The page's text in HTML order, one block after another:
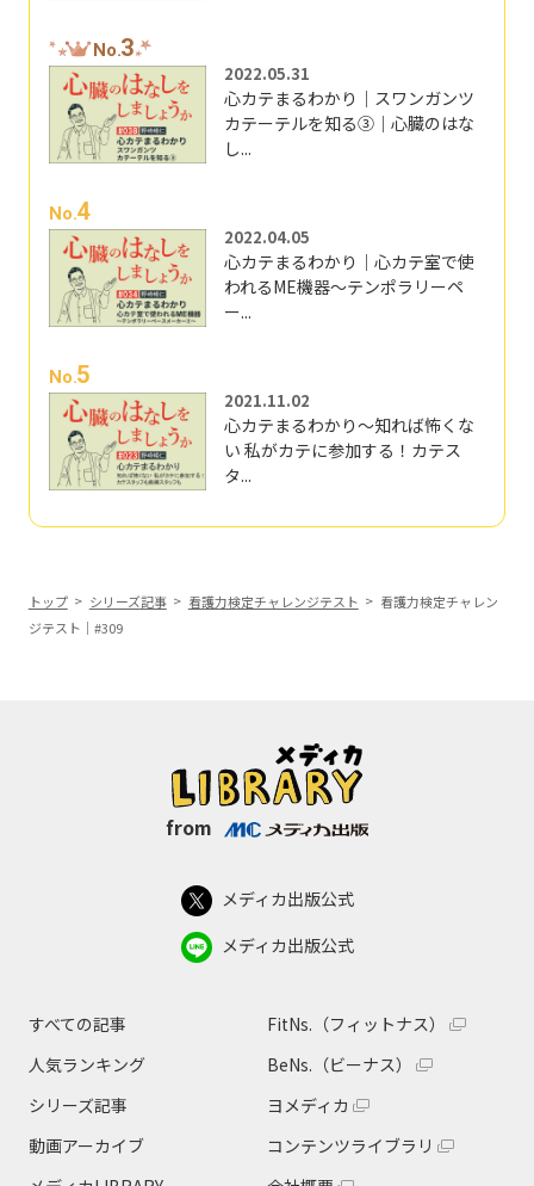
No.3
2022.05.31
心カテまるわかり｜スワンガンツ
カテーテルを知る③｜心臓のはな
し...
No.4
2022.04.05
心カテまるわかり｜心カテ室で使
われるME機器～テンポラリーペ
ー...
No.5
2021.11.02
心カテまるわかり～知れば怖くな
い 私がカテに参加する！カテス
タ...
トップ シリーズ記事 看護力検定チャレンジテスト
看護力検定チャレン
ジテスト｜#309
from
メディカ出版公式
メディカ出版公式
すべての記事
人気ランキング
シリーズ記事
動画アーカイブ
FitNs.（フィットナス）
BeNs.（ビーナス）
ヨメディカ
コンテンツライブラリ